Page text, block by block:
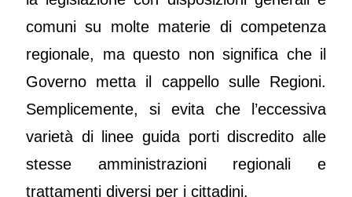
comuni su molte materie di competenza
regionale, ma questo non significa che il
Governo metta il cappello sulle Regioni.
Semplicemente, si evita che l’eccessiva
varietà di linee guida porti discredito alle
stesse amministrazioni regionali e
trattamenti diversi per i cittadini.